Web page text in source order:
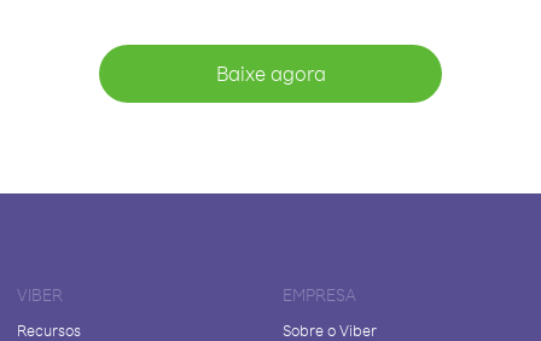
Baixe agora
VIBER
Recursos
EMPRESA
Sobre o Viber